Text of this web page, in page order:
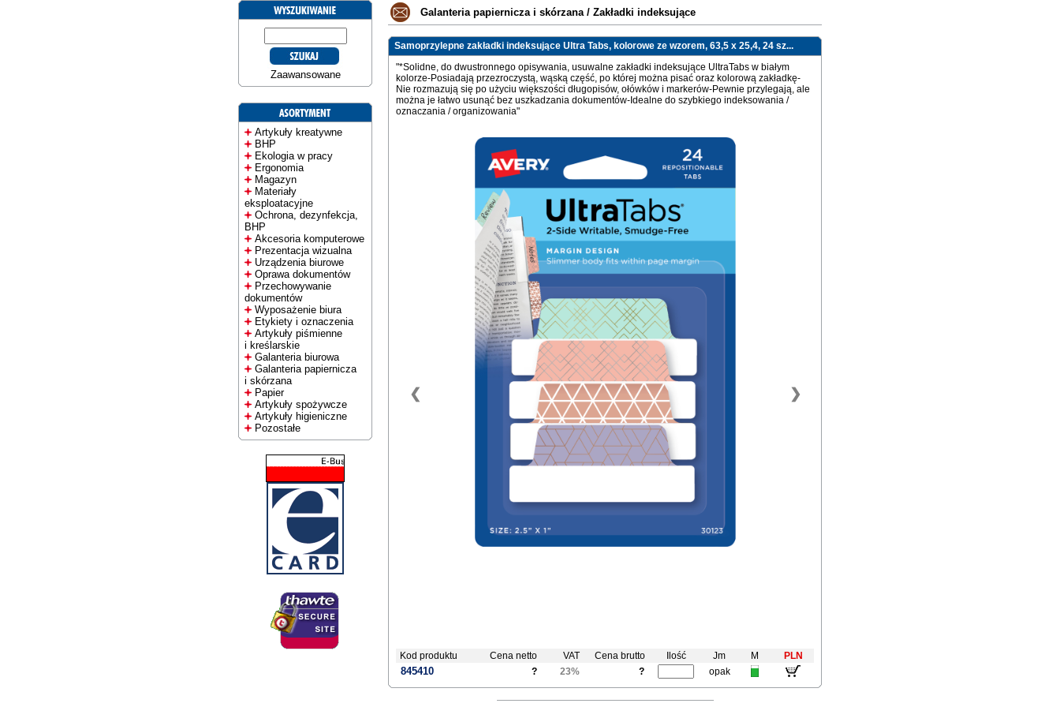
Zaawansowane
Artykuły kreatywne
BHP
Ekologia w pracy
Ergonomia
Magazyn
Materiały
eksploatacyjne
Ochrona, dezynfekcja,
BHP
Akcesoria komputerowe
Prezentacja wizualna
Urządzenia biurowe
Oprawa dokumentów
Przechowywanie
dokumentów
Wyposażenie biura
Etykiety i oznaczenia
Artykuły piśmienne
i kreślarskie
Galanteria biurowa
Galanteria papiernicza
i skórzana
Papier
Artykuły spożywcze
Artykuły higieniczne
Pozostałe
Galanteria papiernicza i skórzana/ Zakładki indeksujące
Samoprzylepne zakładki indeksujące Ultra Tabs, kolorowe ze wzorem, 63,5 x 25,4, 24 sz...
"*Solidne, do dwustronnego opisywania, usuwalne zakładki indeksujące UltraTabs w białym
kolorze-Posiadają przezroczystą, wąską część, po której można pisać oraz kolorową zakładkę-
Nie rozmazują się po użyciu większości długopisów, ołówków i markerów-Pewnie przylegają, ale
można je łatwo usunąć bez uszkadzania dokumentów-Idealne do szybkiego indeksowania /
oznaczania / organizowania"
❮ ❯
Kod produktu Cena netto VAT Cena brutto Ilość Jm M PLN
845410 ? 23% ? opak